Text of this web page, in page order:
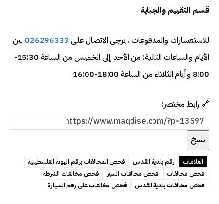
قسم التقييم والجباية
للاستفسارات والمدفوعات ، يرجى الاتصال على 026296333 بين
الأيام والساعات التالية: من الأحد إلى الخميس من الساعة 15:30-
8:00 وأيام الثلاثاء من الساعة 18:00-16:00
🔗 رابط مختصر:
نسخ
العلامات رقم بلدية القدس
فحص المخالفات برقم الهوية الفلسطينية
فحص مخالفات
فحص مخالفات السير
فحص مخالفات الشرطة
فحص مخالفات بلدية القدس
فحص مخالفات على رقم السيارة